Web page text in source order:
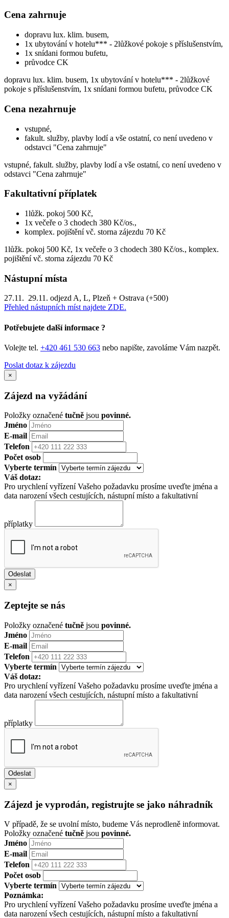
Cena zahrnuje
dopravu lux. klim. busem,
1x ubytování v hotelu*** - 2lůžkové pokoje s příslušenstvím,
1x snídani formou bufetu,
průvodce CK
dopravu lux. klim. busem, 1x ubytování v hotelu*** - 2lůžkové
pokoje s příslušenstvím, 1x snídani formou bufetu, průvodce CK
Cena nezahrnuje
vstupné,
fakult. služby, plavby lodí a vše ostatní, co není uvedeno v
odstavci "Cena zahrnuje"
vstupné, fakult. služby, plavby lodí a vše ostatní, co není uvedeno v
odstavci "Cena zahrnuje"
Fakultativní příplatek
1lůžk. pokoj 500 Kč,
1x večeře o 3 chodech 380 Kč/os.,
komplex. pojištění vč. storna zájezdu 70 Kč
1lůžk. pokoj 500 Kč, 1x večeře o 3 chodech 380 Kč/os., komplex.
pojištění vč. storna zájezdu 70 Kč
Nástupní místa
27.11. 29.11. odjezd A, L, Plzeň + Ostrava (+500)
Přehled nástupních míst najdete ZDE.
Potřebujete další informace ?
Volejte tel. +420 461 530 663 nebo napište, zavoláme Vám nazpět.
Poslat dotaz k zájezdu
×
Zájezd na vyžádání
Položky označené tučně jsou povinné.
Jméno
E-mail
Telefon
Počet osob
Vyberte termín
Váš dotaz:
Pro urychlení vyřízení Vašeho požadavku prosíme uveďte jména a
data narození všech cestujících, nástupní místo a fakultativní
příplatky
×
Zeptejte se nás
Položky označené tučně jsou povinné.
Jméno
E-mail
Telefon
Vyberte termín
Váš dotaz:
Pro urychlení vyřízení Vašeho požadavku prosíme uveďte jména a
data narození všech cestujících, nástupní místo a fakultativní
příplatky
×
Zájezd je vyprodán, registrujte se jako náhradník
V případě, že se uvolní místo, budeme Vás neprodleně informovat.
Položky označené tučně jsou povinné.
Jméno
E-mail
Telefon
Počet osob
Vyberte termín
Poznámka:
Pro urychlení vyřízení Vašeho požadavku prosíme uveďte jména a
data narození všech cestujících, nástupní místo a fakultativní